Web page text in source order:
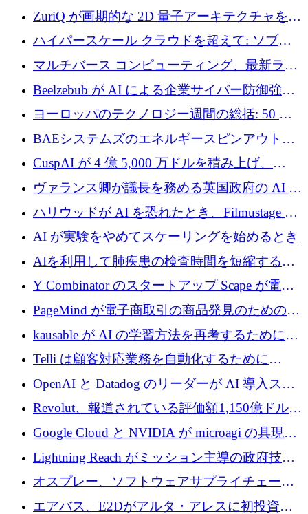
規模拡大に向けて 400 万ポンド以上を確保
ZuriQ が画期的な 2D 量子アーキテクチャを拡
張するために 2,550 万ドルを調達
ハイパースケール クラウドを超えて: ソブリ
ン コンピューティングに対する DFINITY の
ビジョン
マルチバース コンピューティング、最新ラウ
ンドで最大 5 億 7,000 万ドルを目標
Beelzebub が AI による企業サイバー防御強化
のために 300 万ユーロを調達
ヨーロッパのテクノロジー週間の総括: 50 以
上の取引に 10 億ユーロ以上を投資
BAEシステムズのエネルギースピンアウト原
子力タービンが1500万ポンドの資金調達でス
テルスから浮上
CuspAI が 4 億 5,000 万ドルを積み上げ、
Resist.UA が 5,000 万ユーロの基金を立ち上
げ、DSIT が廃止される
ヴァランス卿が議長を務める英国政府の AI タ
スクフォースが発足
ハリウッドが AI を恐れたとき、Filmustage は
代わりにプリプロダクションに賭けました
AI が実験をやめてスケーリングを始めるとき
AIを利用して肺疾患の検査時間を短縮する英
国のヘルステック挑戦者が1900万ドルを獲得
Y Combinator のスタートアップ Scape が電子
メールを再考するために 320 万ドルを調達し
てステルスから浮上
PageMind が電子商取引の商品発見のための
AI を拡張するために 120 万ユーロを調達
kausable が AI の学習方法を再考するために
1,200 万ユーロを調達
Telli は顧客対応業務を自動化するために
1,500 万ドルのシードを確保
OpenAI と Datadog のリーダーが AI 導入スタ
ートアップ Arrakis を支援
Revolut、報道されている評価額1,150億ドルで
の新たな二次株式売却を確認
Google Cloud と NVIDIA が microagi の具現化
された AI の野望を推進
Lightning Reach がミッション主導の政府技術
グループとしてポートフォリオを拡大し ETG
に買収
オスプレー、ソフトウェアサプライチェーン
攻撃を阻止するために265万ドルを確保
エアバス、E2Dがアルタ・アレスに初投資、